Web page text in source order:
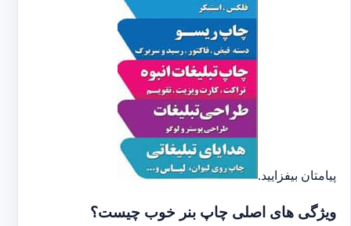
پیامتان بیفزایید.
ویژگی های اصلی چاپ بنر خوب چیست؟